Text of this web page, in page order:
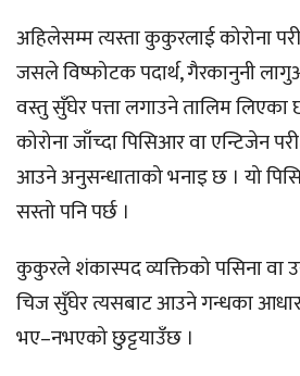
अहिलेसम्म त्यस्ता कुकुरलाई कोरोना
जसले विष्फोटक पदार्थ, गैरकानुनी
वस्तु सुँघेर पत्ता लगाउने तालिम
कोरोना जाँच्दा पिसिआर वा एन्टिजेन
आउने अनुसन्धाताको भनाइ छ । यो
सस्तो पनि पर्छ ।
कुकुरले शंकास्पद व्यक्तिको पसिना वा
चिज सुँघेर त्यसबाट आउने गन्धका
भए–नभएको छुट्टयाउँछ ।